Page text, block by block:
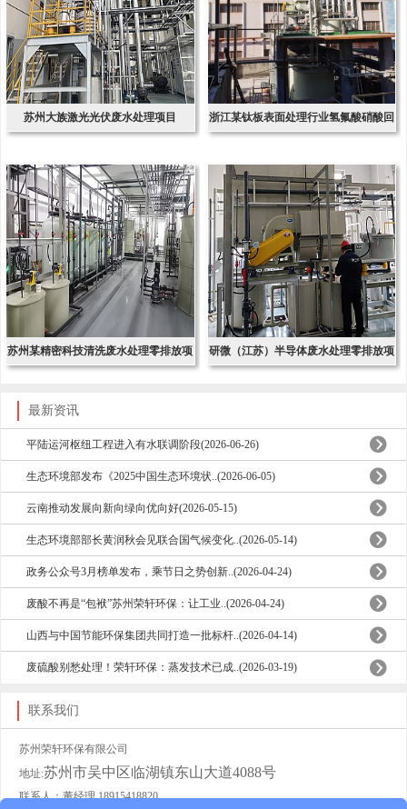
苏州大族激光光伏废水处理项目 浙江某钛板表面处理行业氢氟酸硝酸回
苏州某精密科技清洗废水处理零排放项 研微（江苏）半导体废水处理零排放项
最新资讯
平陆运河枢纽工程进入有水联调阶段(2026-06-26)
生态环境部发布《2025中国生态环境状..(2026-06-05)
云南推动发展向新向绿向优向好(2026-05-15)
生态环境部部长黄润秋会见联合国气候变化..(2026-05-14)
政务公众号3月榜单发布，乘节日之势创新..(2026-04-24)
废酸不再是“包袱”苏州荣轩环保：让工业..(2026-04-24)
山西与中国节能环保集团共同打造一批标杆..(2026-04-14)
废硫酸别愁处理！荣轩环保：蒸发技术已成..(2026-03-19)
联系我们
苏州荣轩环保有限公司
地址:苏州市吴中区临湖镇东山大道4088号
联系人：董经理 18915418820